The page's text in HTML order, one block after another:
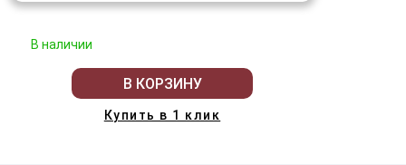
В наличии
В КОРЗИНУ
Купить в 1 клик